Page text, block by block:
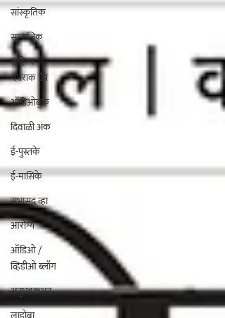
सांस्कृतिक
सामाजिक
साहित्य
चपराक ऍप
ऑडिओबुक
दिवाळी अंक
ई-पुस्तके
ई-मासिके
सभासद व्हा
आरोग्य
ऑडिओ /
व्हिडीओ ब्लॉग
अनुभवकथन